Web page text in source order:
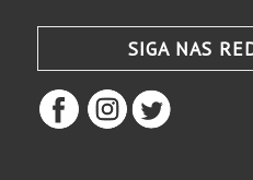
SIGA NAS